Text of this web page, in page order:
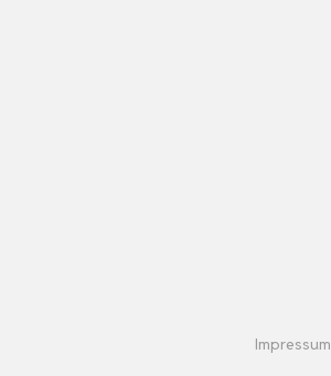
Impressum